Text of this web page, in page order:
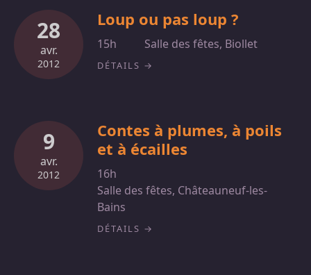
28
avr.
2012
Loup ou pas loup ?
15h Salle des fêtes, Biollet
DÉTAILS
9
avr.
2012
Contes à plumes, à poils
et à écailles
16h
Salle des fêtes, Châteauneuf-les-
Bains
DÉTAILS